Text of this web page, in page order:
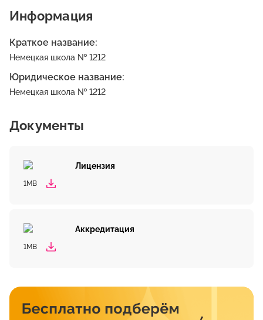
Информация
Краткое название:
Немецкая школа № 1212
Юридическое название:
Немецкая школа № 1212
Документы
Лицензия
1MB
Аккредитация
1MB